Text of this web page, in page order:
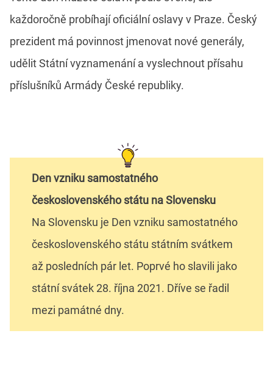
každoročně probíhají oficiální oslavy v Praze. Český
prezident má povinnost jmenovat nové generály,
udělit Státní vyznamenání a vyslechnout přísahu
příslušníků Armády České republiky.
Den vzniku samostatného
československého státu na Slovensku
Na Slovensku je Den vzniku samostatného
československého státu státním svátkem
až posledních pár let. Poprvé ho slavili jako
státní svátek 28. října 2021. Dříve se řadil
mezi památné dny.